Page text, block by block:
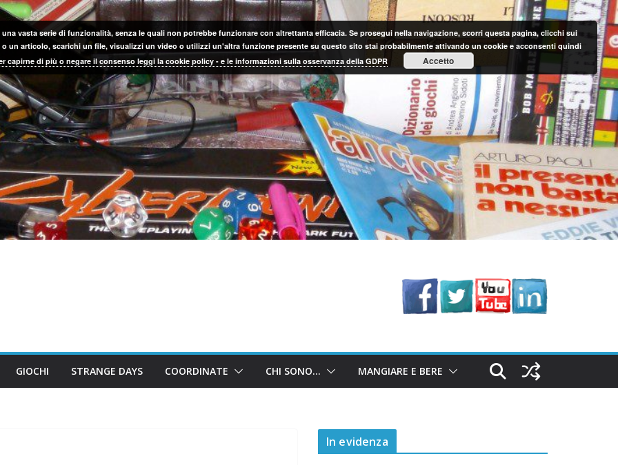
GIOCHI STRANGE DAYS COORDINATE CHI SONO… MANGIARE E BERE
In evidenza
vasta serie di funzionalità, senza le quali non potrebbe funzionare con altrettanta efficacia. Se prosegui nella navigazione, scorri questa pagina, clicchi sui
un articolo, scarichi un file, visualizzi un video o utilizzi un'altra funzione presente su questo sito stai probabilmente attivando un cookie e acconsenti quindi
capirne di più o negare il consenso leggi la cookie policy - e le informazioni sulla osservanza della GDPR Accetto